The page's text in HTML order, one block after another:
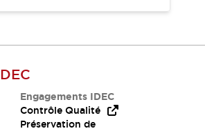
Engagements IDEC
Contrôle Qualité
Préservation de